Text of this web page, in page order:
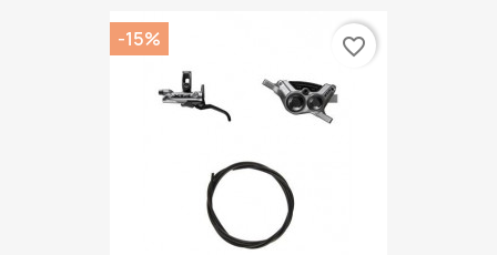
-15% favorite_border